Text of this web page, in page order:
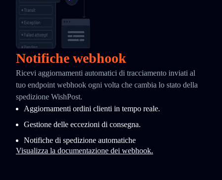
Notifiche webhook
Ricevi aggiornamenti automatici di tracciamento inviati al
tuo endpoint webhook ogni volta che cambia lo stato della
spedizione WishPost.
Aggiornamenti ordini clienti in tempo reale.
Gestione delle eccezioni di consegna.
Notifiche di spedizione automatiche
Visualizza la documentazione dei webhook.